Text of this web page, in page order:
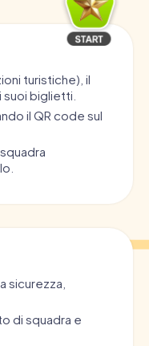
turistiche), il
biglietti.
il QR code sul
sicurezza,
di squadra e